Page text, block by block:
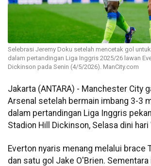
Selebrasi Jeremy Doku setelah mencetak gol
dalam pertandingan Liga Inggris 2025/26 lawan
Dickinson pada Senin (4/5/2026). ManCity.com
Jakarta (ANTARA) - Manchester City
Arsenal setelah bermain imbang 3-3
dalam pertandingan Liga Inggris
Stadion Hill Dickinson, Selasa dini hari
Everton nyaris menang melalui brace
dan satu gol Jake O'Brien. Sementara